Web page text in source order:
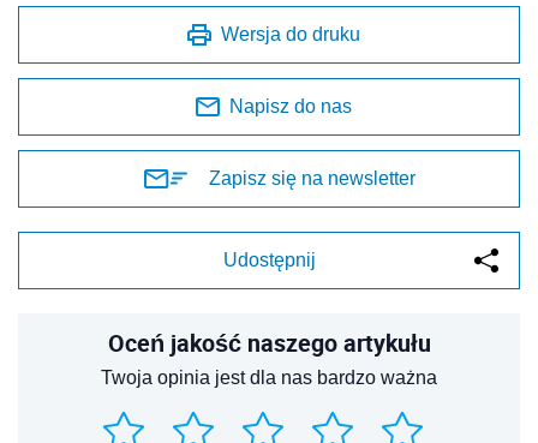
Wersja do druku
Napisz do nas
Zapisz się na newsletter
Udostępnij
Oceń jakość naszego artykułu
Twoja opinia jest dla nas bardzo ważna